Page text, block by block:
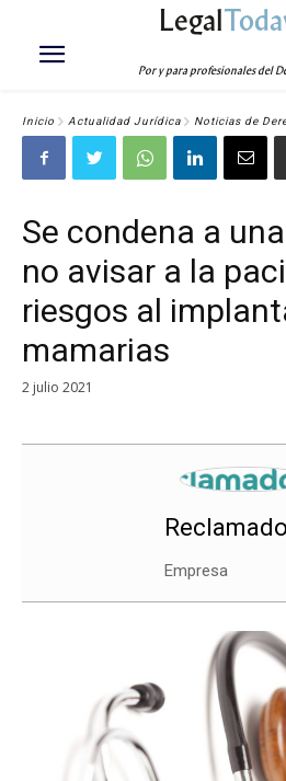
Legal
Por y para profesionales del
Inicio Actualidad Jurídica Noticias de
Se condena a
no avisar a la
riesgos al
mamarias
2 julio 2021
Empresa